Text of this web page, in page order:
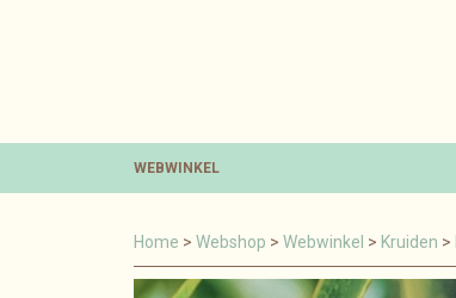
WEBWINKEL
Home > Webshop > Webwinkel > Kruiden >